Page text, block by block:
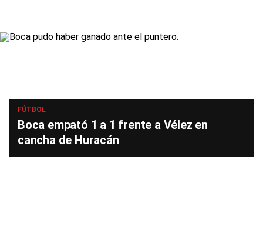
FÚTBOL
Boca empató 1 a 1 frente a Vélez en
cancha de Huracán